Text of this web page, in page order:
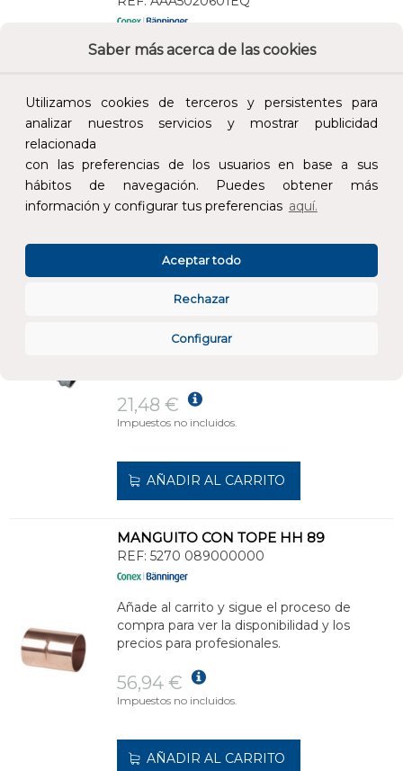
Saber más acerca de las cookies
Utilizamos cookies de terceros y persistentes para
analizar nuestros servicios y mostrar publicidad
relacionada
con las preferencias de los usuarios en base a sus
hábitos de navegación. Puedes obtener más
información y configurar tus preferencias aquí.
Configurar
Rechazar
Aceptar todo
Añade al carrito y sigue el proceso de
22,60 €
AÑADIR AL CARRITO
REF:PC4270G0351000
compra para ver la disponibilidad y los
21,48 €
Impuestos no incluidos.
AÑADIR AL CARRITO
MANGUITO CON TOPE HH 89
REF: 5270 089000000
Añade al carrito y sigue el proceso de
compra para ver la disponibilidad y los
precios para profesionales.
56,94 €
Impuestos no incluidos.
AÑADIR AL CARRITO